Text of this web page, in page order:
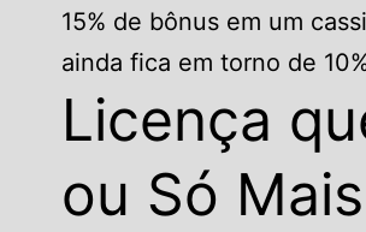
15% de bônus em um
ainda fica em torno de
Licença
ou Só